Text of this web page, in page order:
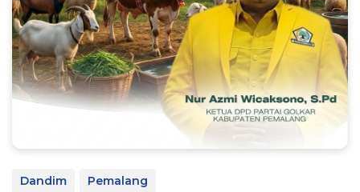
Dandim Pemalang